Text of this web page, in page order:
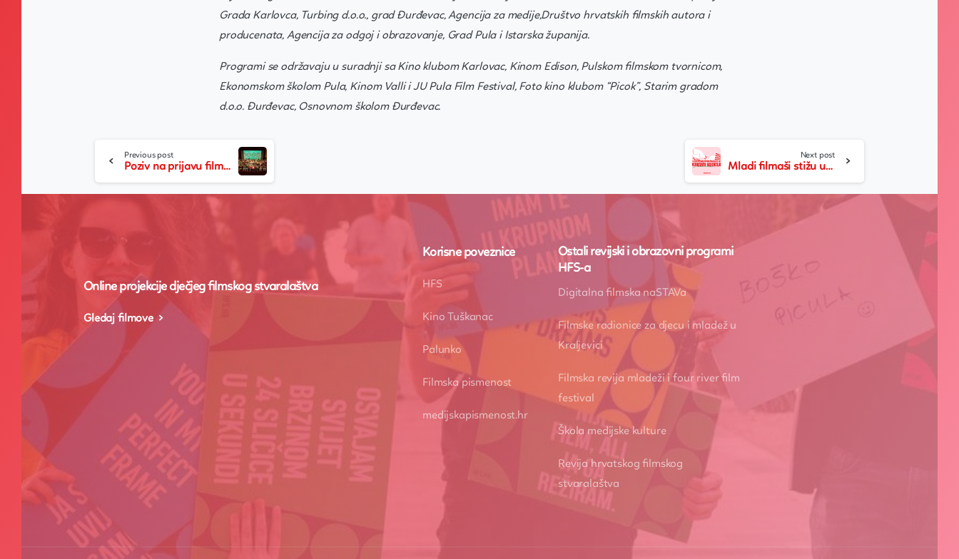
Grada Karlovca, Turbing d.o.o., grad Đurđevac, Agencija za medije,Društvo hrvatskih filmskih autora i
producenata, Agencija za odgoj i obrazovanje, Grad Pula i Istarska županija.
Programi se održavaju u suradnji sa Kino klubom Karlovac, Kinom Edison, Pulskom filmskom tvornicom,
Ekonomskom školom Pula, Kinom Valli i JU Pula Film Festival, Foto kino klubom “Picok”, Starim gradom
d.o.o. Đurđevac, Osnovnom školom Đurđevac.
Continue
Reading
Previous post
Poziv na prijavu filmova za 64. Reviju hrvatskog filmskog stvaralaštva djece
Next post
Mladi filmaši stižu u Đurđevac – objavljen natjecateljski program 64. Revije hrvatskog filmskog stvaralaštva djece
Online projekcije dječjeg filmskog stvaralaštva
Gledaj filmove
Korisne poveznice
HFS
Kino Tuškanac
Palunko
Filmska pismenost
medijskapismenost.hr
Ostali revijski i obrazovni programi
HFS-a
Digitalna filmska naSTAVa
Filmske radionice za djecu i mladež u
Kraljevici
Filmska revija mladeži i four river film
festival
Škola medijske kulture
Revija hrvatskog filmskog
stvaralaštva